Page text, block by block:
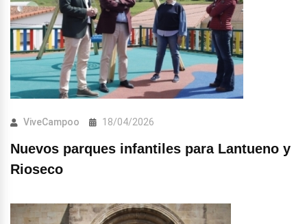
ViveCampoo 18/04/2026
Nuevos parques infantiles para Lantueno y
Rioseco